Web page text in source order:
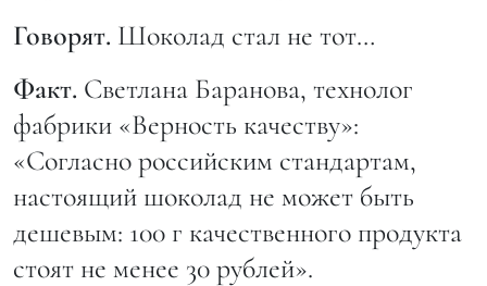
Говорят. Шоколад стал не тот…
Факт. Светлана Баранова, технолог
фабрики «Верность качеству»:
«Согласно российским стандартам,
настоящий шоколад не может быть
дешевым: 100 г качественного продукта
стоят не менее 30 рублей».